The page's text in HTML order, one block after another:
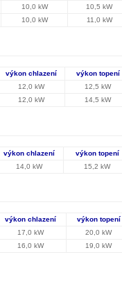
10,0 kW 10,5 kW
10,0 kW 11,0 kW
výkon chlazení výkon topení
12,0 kW 12,5 kW
12,0 kW 14,5 kW
výkon chlazení výkon topení
14,0 kW 15,2 kW
výkon chlazení výkon topení
17,0 kW 20,0 kW
16,0 kW 19,0 kW